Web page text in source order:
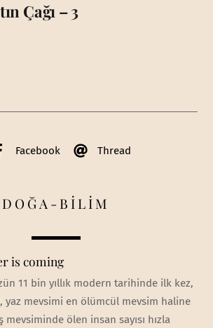
Çağı – 3
Facebook Thread
DOĞA-BİLİM
is coming
11 bin yıllık modern tarihinde ilk kez,
yaz mevsimi en ölümcül mevsim haline
mevsiminde ölen insan sayısı hızla